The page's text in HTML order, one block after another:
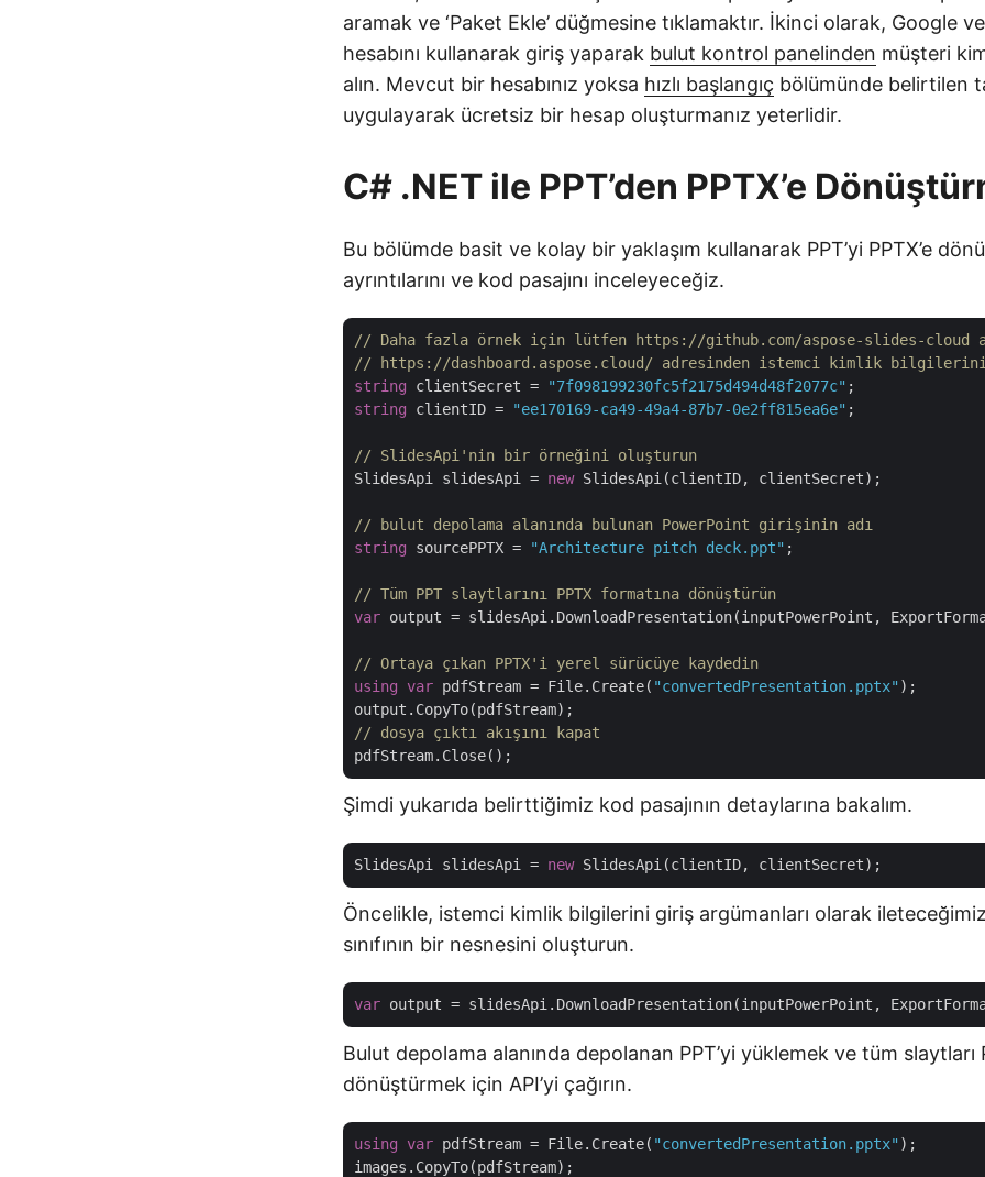
aramak ve ‘Paket Ekle’ düğmesine tıklamaktır. İkinci olarak, Google
hesabını kullanarak giriş yaparak bulut kontrol panelinden müşteri
alın. Mevcut bir hesabınız yoksa hızlı başlangıç bölümünde belirtilen
uygulayarak ücretsiz bir hesap oluşturmanız yeterlidir.
C# .NET ile PPT’den PPTX’e
Bu bölümde basit ve kolay bir yaklaşım kullanarak PPT’yi PPTX’e
ayrıntılarını ve kod pasajını inceleyeceğiz.
// Daha fazla örnek için lütfen https://github.com/aspose-slides-cloud
// https://dashboard.aspose.cloud/ adresinden istemci kimlik
string clientSecret = "7f098199230fc5f2175d494d48f2077c"
string clientID = "ee170169-ca49-49a4-87b7-0e2ff815ea6e" ;
// SlidesApi'nin bir örneğini oluşturun
SlidesApi slidesApi = new SlidesApi(clientID, clientSecret);
// bulut depolama alanında bulunan PowerPoint girişinin adı
string sourcePPTX = "Architecture pitch deck.ppt" ;
// Tüm PPT slaytlarını PPTX formatına dönüştürün
var output = slidesApi.DownloadPresentation(inputPowerPoint,
// Ortaya çıkan PPTX'i yerel sürücüye kaydedin
using
var pdfStream = File.Create( "convertedPresentation.pptx" );
// dosya çıktı akışını kapat
Şimdi yukarıda belirttiğimiz kod pasajının detaylarına bakalım.
SlidesApi slidesApi = new
Öncelikle, istemci kimlik bilgilerini giriş argümanları olarak
sınıfının bir nesnesini oluşturun.
var
Bulut depolama alanında depolanan PPT’yi yüklemek ve tüm slaytları
dönüştürmek için API’yi çağırın.
using var pdfStream = File.Create( "convertedPresentation.pptx" );
images.CopyTo(pdfStream);